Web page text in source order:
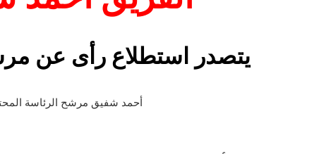
يتصدر استطلاع رأى عن
أحمد شفيق مرشح الرئاسة